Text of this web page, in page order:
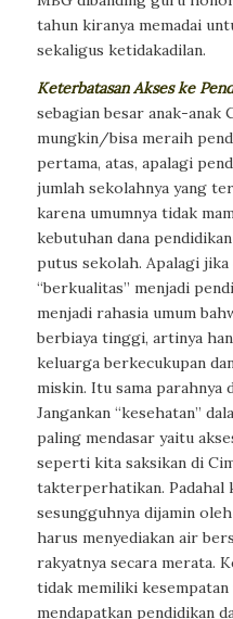
tahun kiranya memadai
sekaligus ketidakadilan.
Keterbatasan Akses ke
sebagian besar anak-anak
mungkin/bisa meraih
pertama, atas, apalagi
jumlah sekolahnya yang
karena umumnya tidak
kebutuhan dana
putus sekolah. Apalagi
“berkualitas” menjadi
menjadi rahasia umum
berbiaya tinggi, artinya
keluarga berkecukupan
miskin. Itu sama parahnya
Jangankan “kesehatan”
paling mendasar yaitu
seperti kita saksikan di
takterperhatikan. Padahal
sesungguhnya dijamin
harus menyediakan air
rakyatnya secara merata.
tidak memiliki
mendapatkan pendidikan